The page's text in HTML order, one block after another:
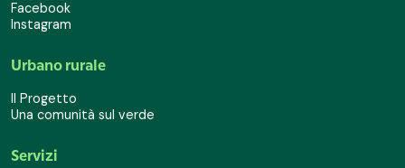
Facebook
Instagram
Urbano rurale
Il Progetto
Una comunità sul verde
Servizi